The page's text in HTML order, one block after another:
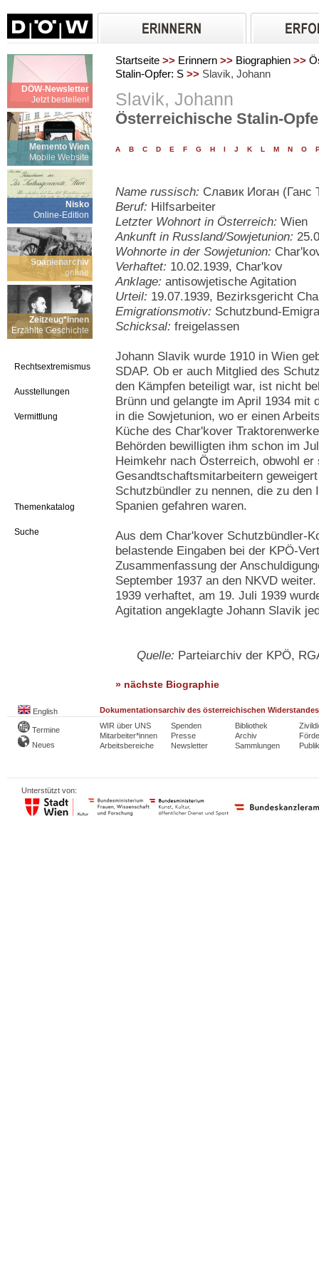
DÖW-Newsletter
Jetzt bestellen!
Memento Wien
Mobile Website
Nisko
Online-Edition
Spanienarchiv
online
Zeitzeug*innen
Erzählte Geschichte
Rechtsextremismus
Ausstellungen
Vermittlung
Themenkatalog
Suche
Startseite >> Erinnern >> Biographien >>
Stalin-Opfer: S >> Slavik, Johann
Slavik, Johann
Österreichische Stalin-
A B C D E F G H I J K L M N O
Name russisch: Славик Иоган (Ганс
Beruf: Hilfsarbeiter
Letzter Wohnort in Österreich: Wien
Ankunft in Russland/Sowjetunion:
Wohnorte in der Sowjetunion:
Verhaftet: 10.02.1939, Char'kov
Anklage: antisowjetische Agitation
Urteil: 19.07.1939, Bezirksgericht
Emigrationsmotiv: Schutzbund-
Schicksal: freigelassen
Johann Slavik wurde 1910 in Wien
SDAP. Ob er auch Mitglied des
den Kämpfen beteiligt war, ist nicht
Brünn und gelangte im April 1934 mit
in die Sowjetunion, wo er einen
Küche des Char'kover
Behörden bewilligten ihm schon im
Heimkehr nach Österreich, obwohl er
Gesandtschaftsmitarbeitern
Schutzbündler zu nennen, die zu den
Spanien gefahren waren.
Aus dem Char'kover Schutzbündler-
belastende Eingaben bei der KPÖ-
Zusammenfassung der
September 1937 an den NKVD
1939 verhaftet, am 19. Juli 1939
Agitation angeklagte Johann Slavik
Quelle: Parteiarchiv der KPÖ,
» nächste Biographie
English Dokumentationsarchiv des österreichischen Widerstandes
Termine
Neues
WIR über UNS
Mitarbeiter*innen
Arbeitsbereiche
Spenden
Presse
Newsletter
Bibliothek
Archiv
Sammlungen
Unterstützt von: